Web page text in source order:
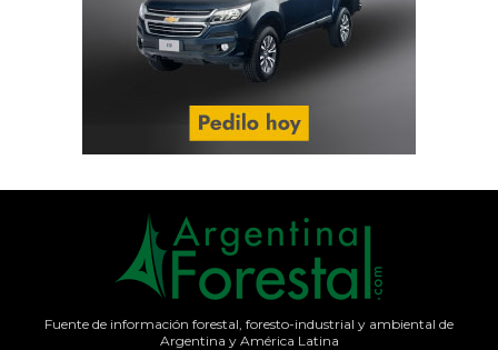
Fuente de información forestal, foresto-industrial y ambiental de
Argentina y América Latina